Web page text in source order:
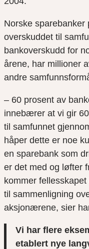
Norske
overskuddet til
bankoverskudd for
årene, har millioner
andre
– 60 prosent av
innebærer at vi gir
til samfunnet
håper dette er noe
en sparebank som
er det med og løfter
kommer
til sammenligning
aksjonærene, sier
Vi har flere
etablert nye